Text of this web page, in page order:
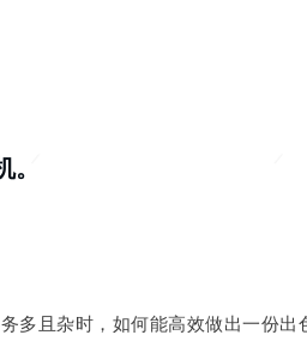
多且杂时，如何能高效做出一份出